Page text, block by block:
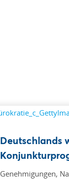
Deutschlands
Genehmigungen,